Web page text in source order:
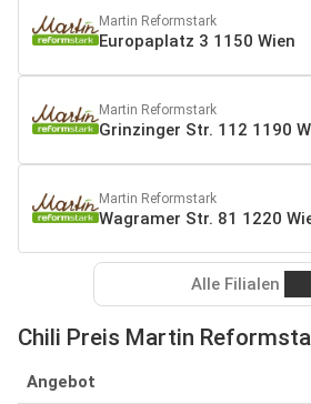
Martin Reformstark
Europaplatz 3 1150 Wien
Martin Reformstark
Grinzinger Str. 112 1190
Martin Reformstark
Wagramer Str. 81 1220
Alle Filialen
Chili Preis Martin
Angebot